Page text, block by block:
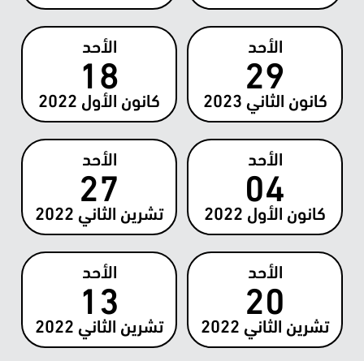
الأحد
29
كانون الثاني 2023
الأحد
18
كانون الأول 2022
الأحد
04
كانون الأول 2022
الأحد
27
تشرين الثاني 2022
الأحد
20
تشرين الثاني 2022
الأحد
13
تشرين الثاني 2022